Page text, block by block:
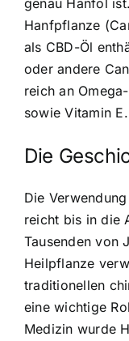
genau Hanföl
Hanfpflanze
als CBD-Öl
oder andere
reich an
sowie Vitamin E.
Die
Die
reicht bis in die
Tausenden von
Heilpflanze
traditionellen
eine wichtige
Medizin wurde